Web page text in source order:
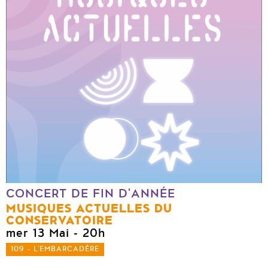
CONCERT DE FIN D'ANNÉE
MUSIQUES ACTUELLES DU
CONSERVATOIRE
mer 13 Mai - 20h
109 - L'EMBARCADÈRE